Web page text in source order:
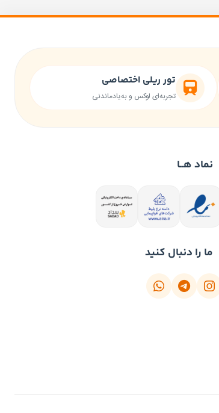
تور ریلی اختصاصی
تجربه‌ای لوکس و به‌یادماندنی
نماد هــا
ما را دنبال کنید